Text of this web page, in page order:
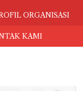
ORGANISASI
KAMI